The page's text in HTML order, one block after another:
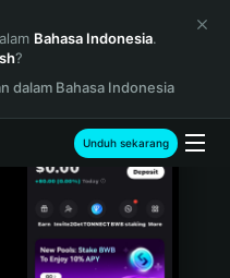
Bahasa Indonesia.
?
dalam Bahasa Indonesia
Unduh sekarang